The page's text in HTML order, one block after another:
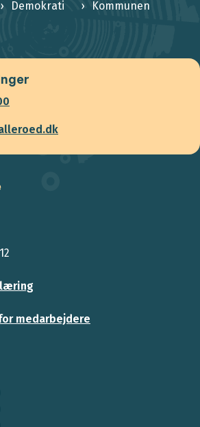
Demokrati Kommunen
medarbejdere